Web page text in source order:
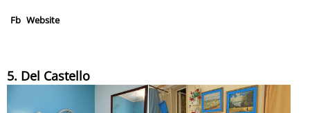
Fb Website
5. Del Castello